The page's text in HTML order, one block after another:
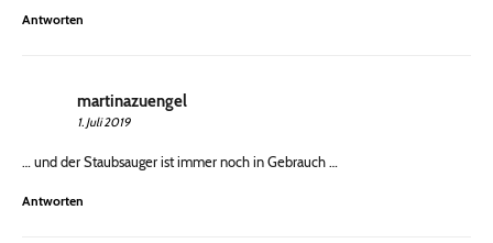
Antworten
martinazuengel
1. Juli 2019
… und der Staubsauger ist immer noch in Gebrauch …
Antworten